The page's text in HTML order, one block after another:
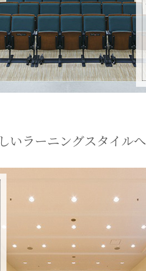
いラーニングスタイルへ